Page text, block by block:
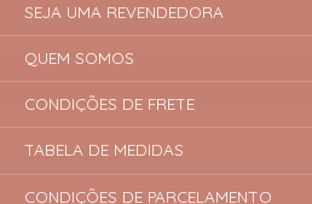
SEJA UMA REVENDEDORA
QUEM SOMOS
CONDIÇÕES DE FRETE
TABELA DE MEDIDAS
CONDIÇÕES DE PARCELAMENTO